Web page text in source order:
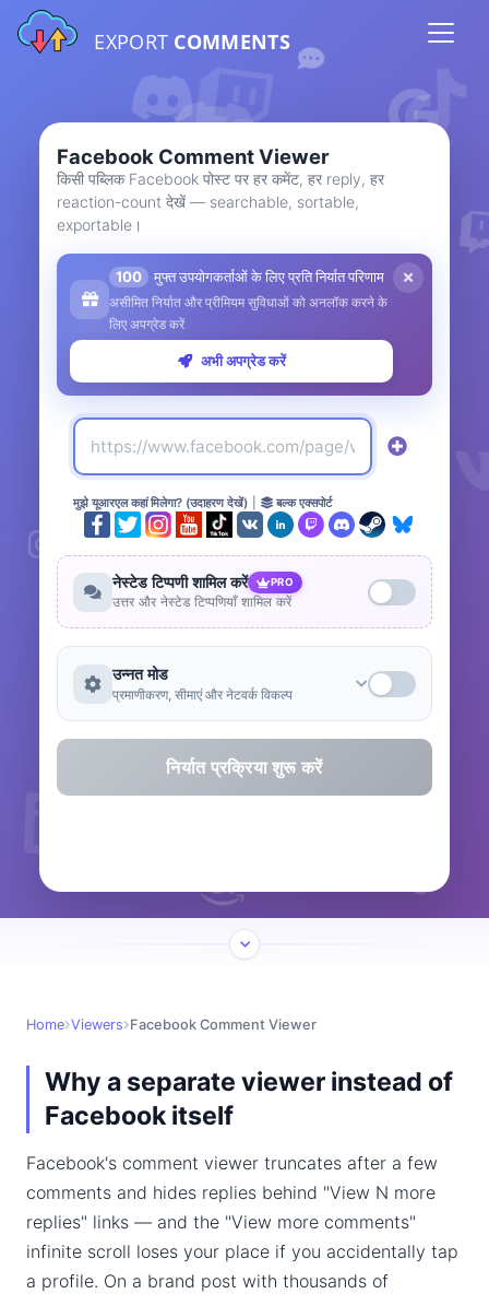
EXPORT COMMENTS
Facebook Comment Viewer
किसी पब्लिक Facebook पोस्ट पर हर कमेंट, हर reply, हर
reaction-count देखें — searchable, sortable,
exportable।
100 मुफ्त उपयोगकर्ताओं के लिए प्रति निर्यात परिणाम
असीमित निर्यात और प्रीमियम सुविधाओं को अनलॉक करने के
लिए अपग्रेड करें
अभी अपग्रेड करें
मुझे यूआरएल कहां मिलेगा? (उदाहरण देखें) बल्क एक्सपोर्ट
नेस्टेड टिप्पणी शामिल करें PRO
उत्तर और नेस्टेड टिप्पणियाँ शामिल करें
उन्नत मोड
प्रमाणीकरण, सीमाएं और नेटवर्क विकल्प
निर्यात प्रक्रिया शुरू करें
Home Viewers Facebook Comment Viewer
Why a separate viewer instead of
Facebook itself
Facebook's comment viewer truncates after a few
comments and hides replies behind "View N more
replies" links — and the "View more comments"
infinite scroll loses your place if you accidentally tap
a profile. On a brand post with thousands of